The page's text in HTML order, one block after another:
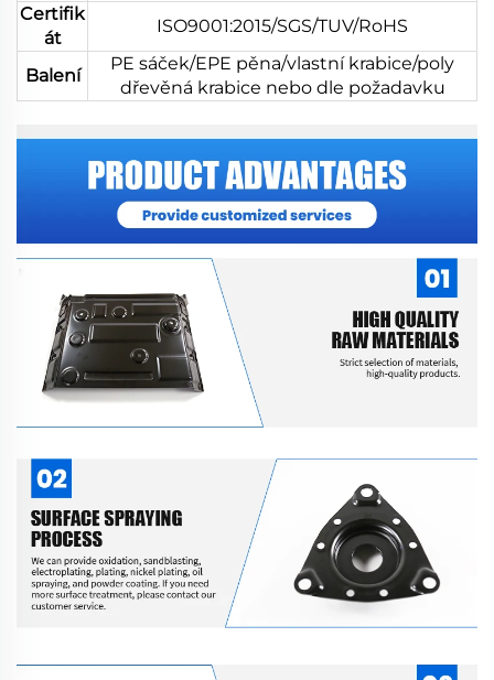
Certifik
át
ISO9001:2015/SGS/TUV/RoHS
Balení
PE sáček/EPE pěna/vlastní krabice/poly
dřevěná krabice nebo dle požadavku